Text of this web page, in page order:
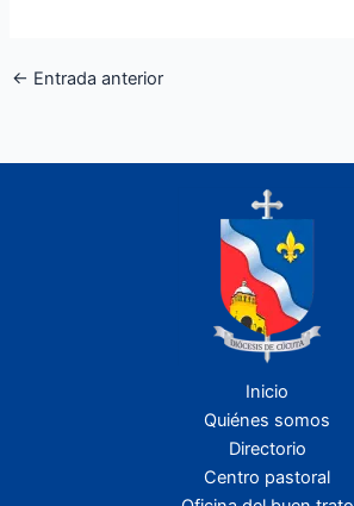
← Entrada anterior
Inicio
Quiénes somos
Directorio
Centro pastoral